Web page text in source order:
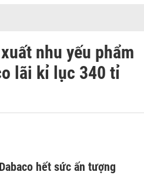
nhu yếu phẩm
lãi kỉ lục 340 tỉ
hết sức ấn tượng